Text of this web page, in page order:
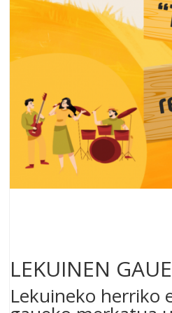
LEKUINEN
Lekuineko herriko